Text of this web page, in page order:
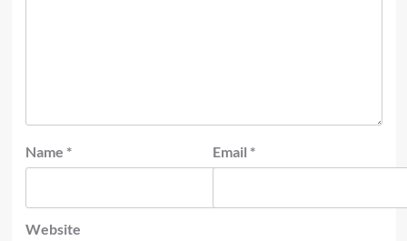
Name * Email *
Website